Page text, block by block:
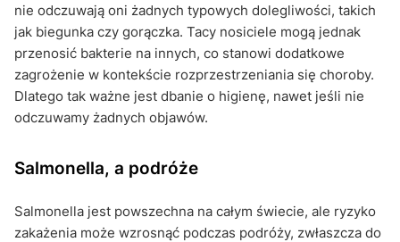
nie odczuwają oni żadnych typowych dolegliwości, takich
jak biegunka czy gorączka. Tacy nosiciele mogą jednak
przenosić bakterie na innych, co stanowi dodatkowe
zagrożenie w kontekście rozprzestrzeniania się choroby.
Dlatego tak ważne jest dbanie o higienę, nawet jeśli nie
odczuwamy żadnych objawów.
Salmonella, a podróże
Salmonella jest powszechna na całym świecie, ale ryzyko
zakażenia może wzrosnąć podczas podróży, zwłaszcza do